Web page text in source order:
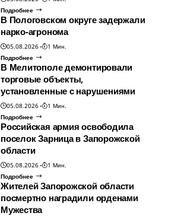
Подробнее
В Пологовском округе задержали
нарко-агронома
05.08.2026
1 Мин.
Подробнее
В Мелитополе демонтировали
торговые объекты,
установленные с нарушениями
05.08.2026
1 Мин.
Подробнее
Российская армия освободила
поселок Зарница в Запорожской
области
05.08.2026
1 Мин.
Подробнее
Жителей Запорожской области
посмертно наградили орденами
Мужества